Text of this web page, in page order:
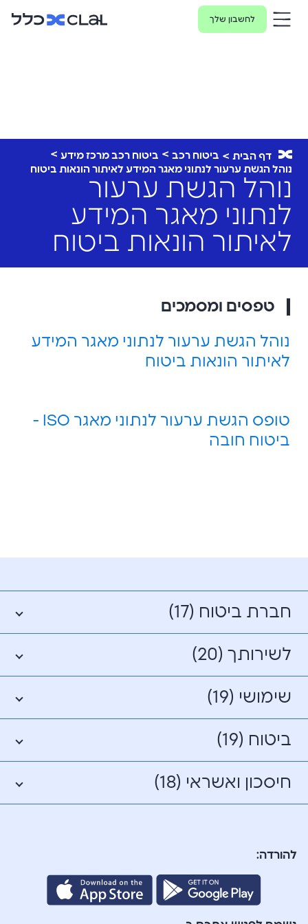
לחשבון שלך
דף הבית ביטוח רכב
ביטוח רכב מרכז מידע
נוהל הגשת ערעור לנתוני מאגר המידע לאיתור הונאות ביטוח
נוהל הגשת ערעור
לנתוני מאגר המידע
לאיתור הונאות ביטוח
טפסים ומסמכים
נוהל הגשת ערעור לנתוני מאגר המידע
לאיתור הונאות ביטוח
טופס הגשת ערעור לנתוני מאגר ISO -
ביטוח חובה
חברת ביטוח (17)
לשירותך (20)
שימושי (19)
ביטוח (19)
חיסכון ואשראי (18)
להורדה: